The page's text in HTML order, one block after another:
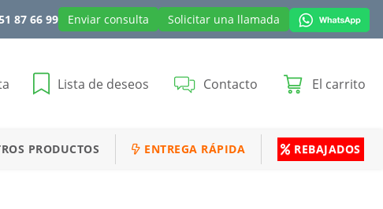
87 66 99 Enviar consulta Solicitar una llamada
Lista de deseos Contacto El carrito
PRODUCTOS ENTREGA RÁPIDA REBAJADOS